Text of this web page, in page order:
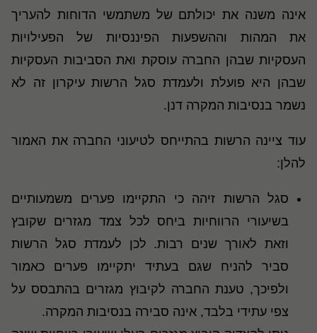
אינה משנה את יכולתם של משתמשי הדוחות להעריך
את המהות וההשפעות הפיננסיות של הפעילויות
העסקיות שבהן החברה עוסקת ואת הסביבות העסקיות
שבהן היא פועלת ולעמדת סגל הרשות עיקרון זה לא
נשמר בנסיבות המקרה דנן.
עוד ציינה הרשות בהתייחס לטיעוני החברה את האמור
להלן:
סגל הרשות זיהה כי התקיימו פערים משמעותיים
בשיעורי הרווחיות ביחס לכל צמד מגזרים שקובץ
וזאת לאורך שנים רבות. לכן לעמדת סגל הרשות
סביר להניח שגם בעתיד יתקיימו פערים כאמור
ולפיכך, טענת החברה לקיבוץ מגזרים בהתבסס על
צפי עתידי בלבד, אינה סבירה בנסיבות המקרה.